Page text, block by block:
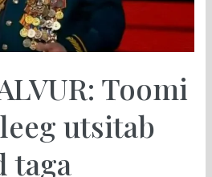
Toomi
utsitab
taga